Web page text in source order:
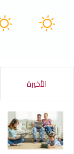
الأخيرة